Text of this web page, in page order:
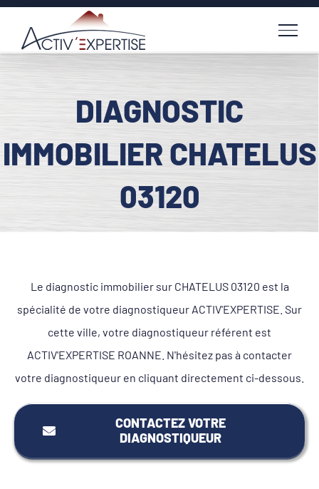
Passer
contenu
DIAGNOSTIC
IMMOBILIER CHATELUS
03120
Le diagnostic immobilier sur CHATELUS 03120 est la
spécialité de votre diagnostiqueur ACTIV'EXPERTISE. Sur
cette ville, votre diagnostiqueur référent est
ACTIV'EXPERTISE ROANNE. N'hésitez pas à contacter
votre diagnostiqueur en cliquant directement ci-dessous.
CONTACTEZ VOTRE
DIAGNOSTIQUEUR